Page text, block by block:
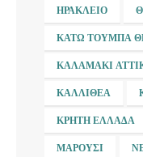
ΗΡΆΚΛΕΙΟ
ΚΆΤΩ ΤΟΎΜΠΑ
ΚΑΛΑΜΆΚΙ
ΚΑΛΛΙΘΈΑ
ΚΡΉΤΗ ΕΛΛΆΔΑ
ΜΑΡΟΎΣΙ